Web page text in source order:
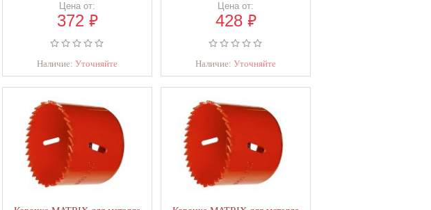
Цена от:
372 ₽
Наличие:Уточняйте
Цена от:
428 ₽
Наличие:Уточняйте